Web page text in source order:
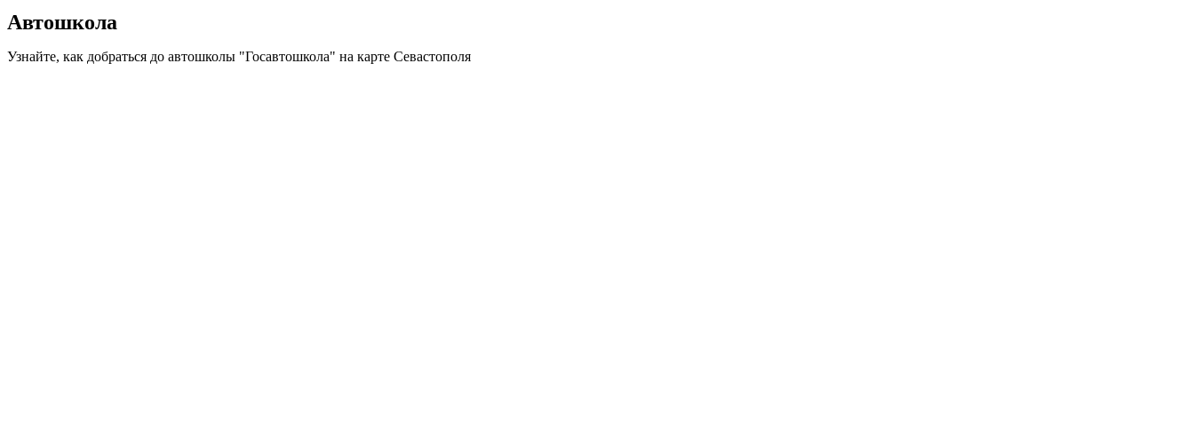
Автошкола
Узнайте, как добраться до автошколы "Госавтошкола" на карте Севастополя